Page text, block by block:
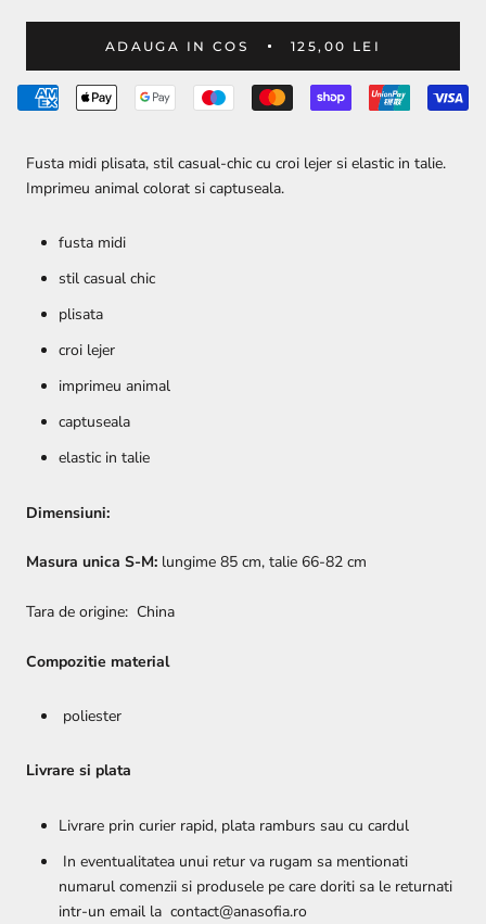
ADAUGA IN COS 125,00 LEI
Fusta midi plisata, stil casual-chic cu croi lejer si elastic in talie.
Imprimeu animal colorat si captuseala.
fusta midi
stil casual chic
plisata
croi lejer
imprimeu animal
captuseala
elastic in talie
Dimensiuni:
Masura unica S-M: lungime 85 cm, talie 66-82 cm
Tara de origine: China
Compozitie material
poliester
Livrare si plata
Livrare prin curier rapid, plata ramburs sau cu cardul
In eventualitatea unui retur va rugam sa mentionati
numarul comenzii si produsele pe care doriti sa le returnati
intr-un email la contact@anasofia.ro